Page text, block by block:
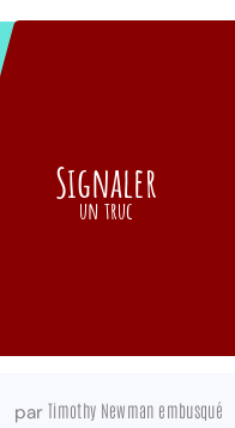
Signaler
un truc
par Timothy Newman embusqué